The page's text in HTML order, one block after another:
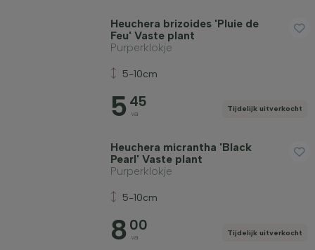
Heuchera brizoides 'Pluie de
Feu' Vaste plant
Purperklokje
5-10cm
5 45
va
Tijdelijk uitverkocht
Heuchera micrantha 'Black
Pearl' Vaste plant
Purperklokje
5-10cm
8 00
va
Tijdelijk uitverkocht